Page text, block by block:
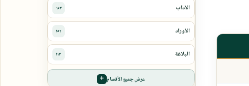
عرض جميع الأقسام